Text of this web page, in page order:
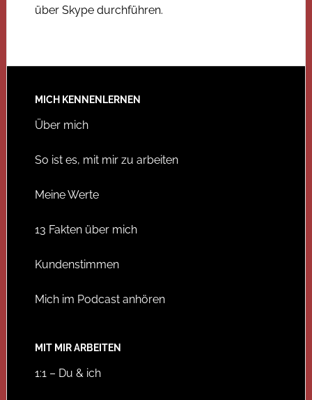
über Skype durchführen.
MICH KENNENLERNEN
Über mich
So ist es, mit mir zu arbeiten
Meine Werte
13 Fakten über mich
Kundenstimmen
Mich im Podcast anhören
MIT MIR ARBEITEN
1:1 – Du & ich